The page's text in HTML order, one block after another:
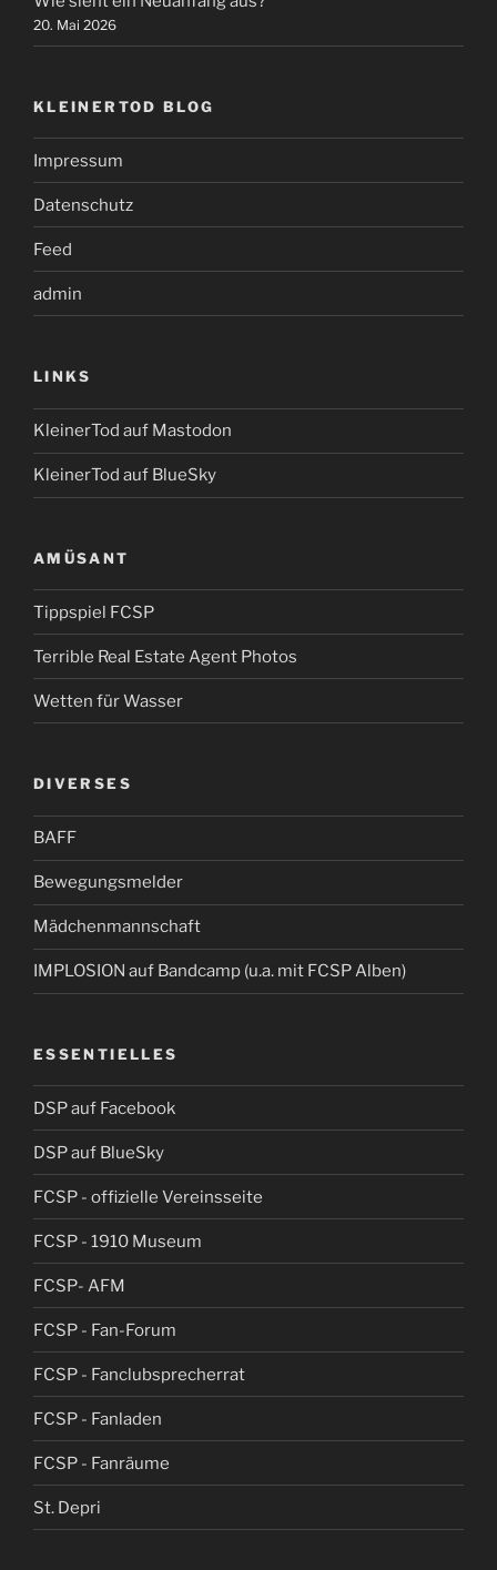
20. Mai 2026
KLEINERTOD BLOG
Impressum
Datenschutz
Feed
admin
LINKS
KleinerTod auf Mastodon
KleinerTod auf BlueSky
AMÜSANT
Tippspiel FCSP
Terrible Real Estate Agent Photos
Wetten für Wasser
DIVERSES
BAFF
Bewegungsmelder
Mädchenmannschaft
IMPLOSION auf Bandcamp (u.a. mit FCSP Alben)
ESSENTIELLES
DSP auf Facebook
DSP auf BlueSky
FCSP - offizielle Vereinsseite
FCSP - 1910 Museum
FCSP- AFM
FCSP - Fan-Forum
FCSP - Fanclubsprecherrat
FCSP - Fanladen
FCSP - Fanräume
St. Depri